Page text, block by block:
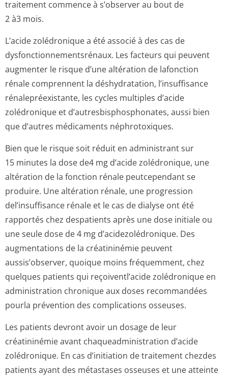
traitement commence à s’observer au bout de
2 à3 mois.
L’acide zolédronique a été associé à des cas de
dysfonctionne­mentsrénaux. Les facteurs qui peuvent
augmenter le risque d’une altération de lafonction
rénale comprennent la déshydratation, l’insuffisance
rénalepréexistante, les cycles multiples d’acide
zolédronique et d’autresbisphos­phonates, aussi bien
que d’autres médicaments néphrotoxiques.
Bien que le risque soit réduit en administrant sur
15 minutes la dose de4 mg d’acide zolédronique, une
altération de la fonction rénale peutcependant se
produire. Une altération rénale, une progression
del’insuffisance rénale et le cas de dialyse ont été
rapportés chez despatients après une dose initiale ou
une seule dose de 4 mg d’acidezolédro­nique. Des
augmentations de la créatininémie peuvent
aussis’observer, quoique moins fréquemment, chez
quelques patients qui reçoiventl’acide zolédronique en
administration chronique aux doses recommandées
pourla prévention des complications osseuses.
Les patients devront avoir un dosage de leur
créatininémie avant chaqueadminis­tration d’acide
zolédronique. En cas d’initiation de traitement chezdes
patients ayant des métastases osseuses et une atteinte